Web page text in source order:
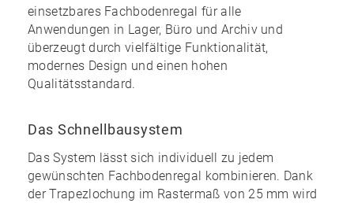
einsetzbares Fachbodenregal für alle
Anwendungen in Lager, Büro und Archiv und
überzeugt durch vielfältige Funktionalität,
modernes Design und einen hohen
Qualitätsstandard.
Das Schnellbausystem
Das System lässt sich individuell zu jedem
gewünschten Fachbodenregal kombinieren. Dank
der Trapezlochung im Rastermaß von 25 mm wird